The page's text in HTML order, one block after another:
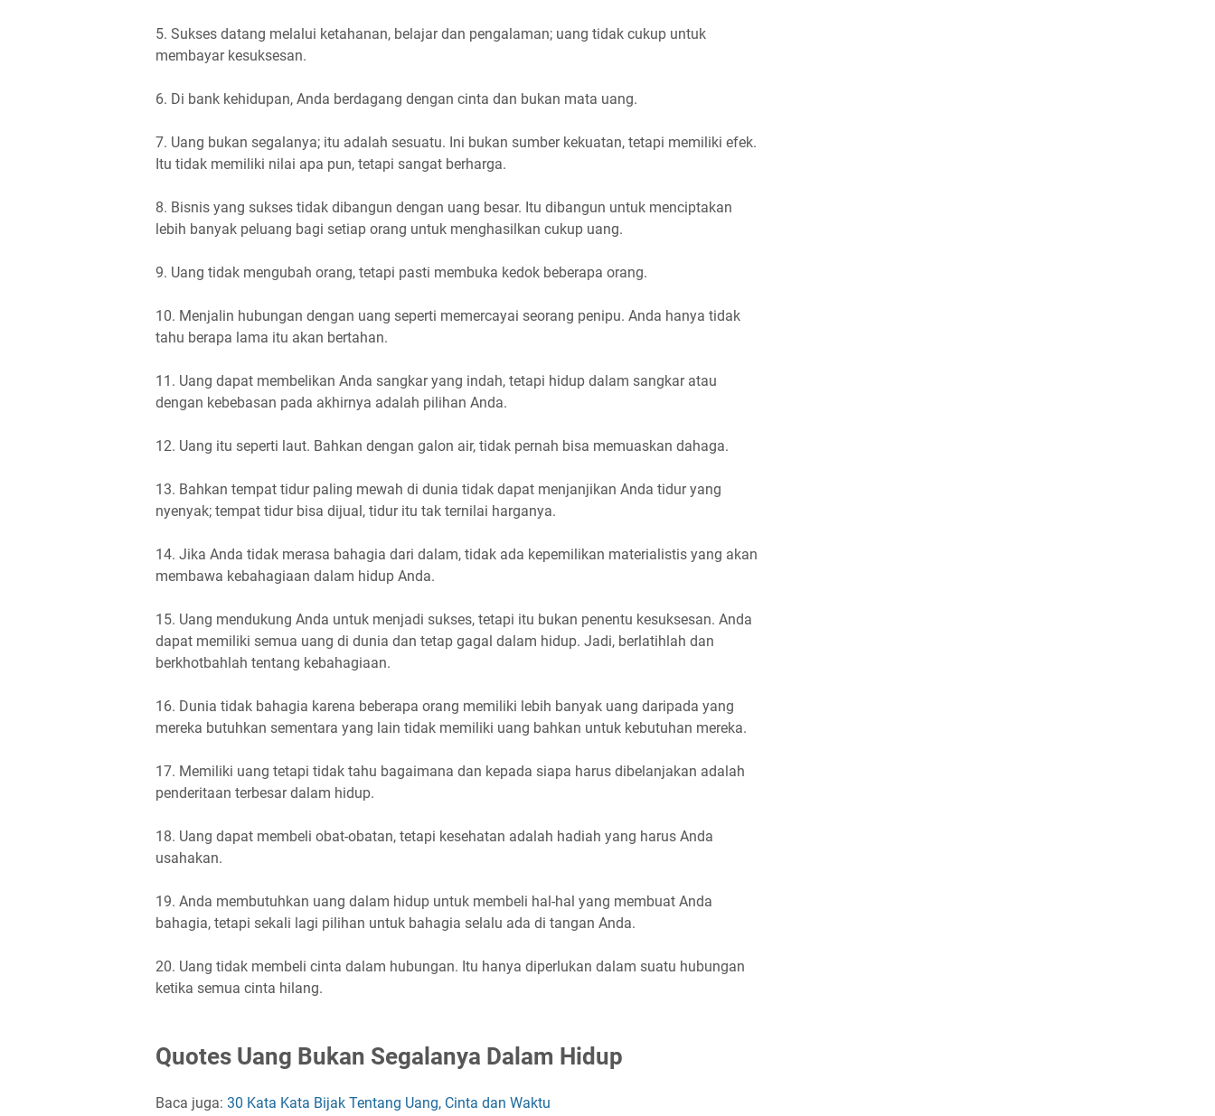
5. Sukses datang melalui ketahanan, belajar dan pengalaman; uang tidak cukup untuk
membayar kesuksesan.
6. Di bank kehidupan, Anda berdagang dengan cinta dan bukan mata uang.
7. Uang bukan segalanya; itu adalah sesuatu. Ini bukan sumber kekuatan, tetapi memiliki efek.
Itu tidak memiliki nilai apa pun, tetapi sangat berharga.
8. Bisnis yang sukses tidak dibangun dengan uang besar. Itu dibangun untuk menciptakan
lebih banyak peluang bagi setiap orang untuk menghasilkan cukup uang.
9. Uang tidak mengubah orang, tetapi pasti membuka kedok beberapa orang.
10. Menjalin hubungan dengan uang seperti memercayai seorang penipu. Anda hanya tidak
tahu berapa lama itu akan bertahan.
11. Uang dapat membelikan Anda sangkar yang indah, tetapi hidup dalam sangkar atau
dengan kebebasan pada akhirnya adalah pilihan Anda.
12. Uang itu seperti laut. Bahkan dengan galon air, tidak pernah bisa memuaskan dahaga.
13. Bahkan tempat tidur paling mewah di dunia tidak dapat menjanjikan Anda tidur yang
nyenyak; tempat tidur bisa dijual, tidur itu tak ternilai harganya.
14. Jika Anda tidak merasa bahagia dari dalam, tidak ada kepemilikan materialistis yang akan
membawa kebahagiaan dalam hidup Anda.
15. Uang mendukung Anda untuk menjadi sukses, tetapi itu bukan penentu kesuksesan. Anda
dapat memiliki semua uang di dunia dan tetap gagal dalam hidup. Jadi, berlatihlah dan
berkhotbahlah tentang kebahagiaan.
16. Dunia tidak bahagia karena beberapa orang memiliki lebih banyak uang daripada yang
mereka butuhkan sementara yang lain tidak memiliki uang bahkan untuk kebutuhan mereka.
17. Memiliki uang tetapi tidak tahu bagaimana dan kepada siapa harus dibelanjakan adalah
penderitaan terbesar dalam hidup.
18. Uang dapat membeli obat-obatan, tetapi kesehatan adalah hadiah yang harus Anda
usahakan.
19. Anda membutuhkan uang dalam hidup untuk membeli hal-hal yang membuat Anda
bahagia, tetapi sekali lagi pilihan untuk bahagia selalu ada di tangan Anda.
20. Uang tidak membeli cinta dalam hubungan. Itu hanya diperlukan dalam suatu hubungan
ketika semua cinta hilang.
Quotes Uang Bukan Segalanya Dalam Hidup
Baca juga: 30 Kata Kata Bijak Tentang Uang, Cinta dan Waktu